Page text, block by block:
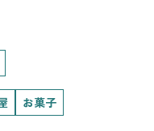
お菓子